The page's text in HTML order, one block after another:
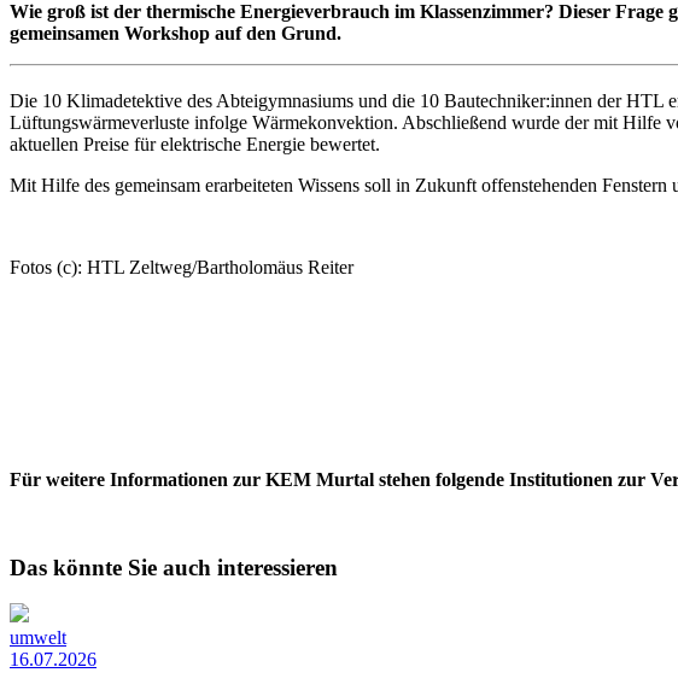
Wie groß ist der thermische Energieverbrauch im Klassenzimmer? Dieser
gemeinsamen Workshop auf den Grund.
Die 10 Klimadetektive des Abteigymnasiums und die 10 Bautechniker:innen der HTL
Lüftungswärmeverluste infolge Wärmekonvektion. Abschließend wurde der mit Hilfe
aktuellen Preise für elektrische Energie bewertet.
Mit Hilfe des gemeinsam erarbeiteten Wissens soll in Zukunft offenstehenden
Fotos (c): HTL Zeltweg/Bartholomäus Reiter
Für weitere Informationen zur KEM Murtal stehen folgende Institutionen zur
Das könnte Sie auch interessieren
umwelt
16.07.2026